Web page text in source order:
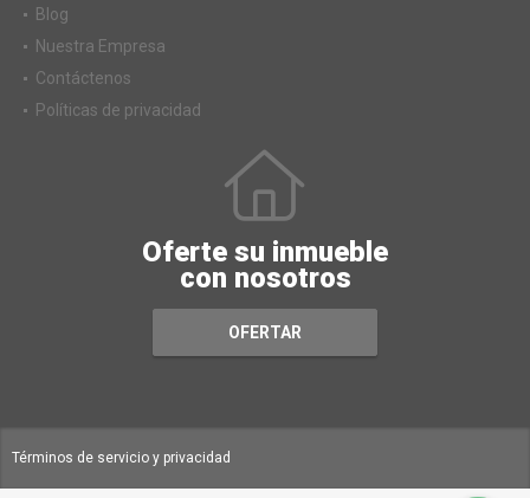
Blog
Nuestra Empresa
Contáctenos
Políticas de privacidad
Oferte su inmueble
con nosotros
OFERTAR
Términos de servicio y privacidad